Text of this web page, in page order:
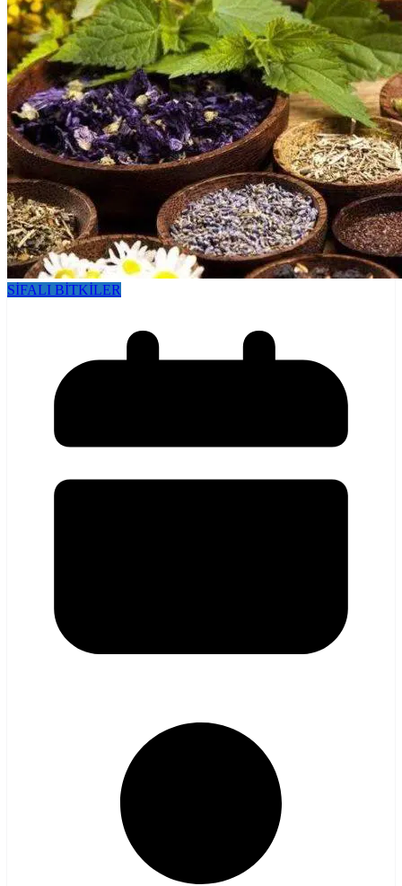
SİFALI BİTKİLER